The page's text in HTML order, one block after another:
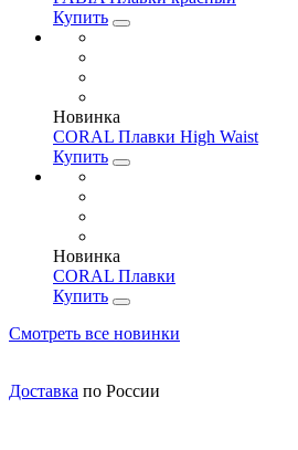
Купить
Новинка
CORAL Плавки High Waist
Купить
Новинка
CORAL Плавки
Купить
Смотреть все новинки
Доставка по России